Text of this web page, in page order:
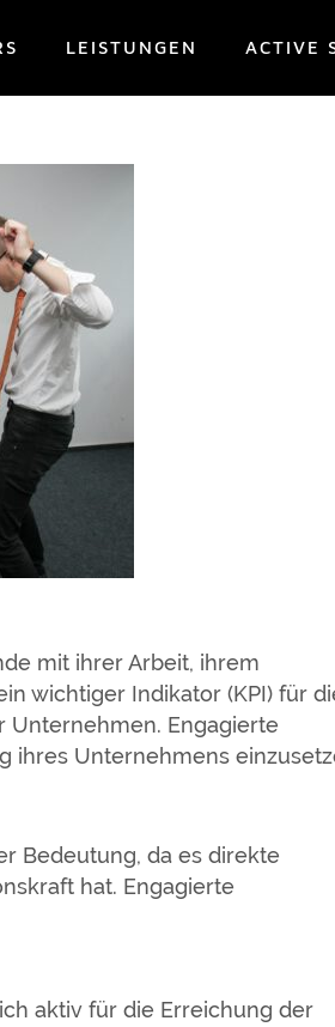
LEISTUNGEN ACTIVE
DER
mit ihrer Arbeit, ihrem
wichtiger Indikator (KPI) für
Unternehmen. Engagierte
ihres Unternehmens
Bedeutung, da es direkte
hat. Engagierte
aktiv für die Erreichung der